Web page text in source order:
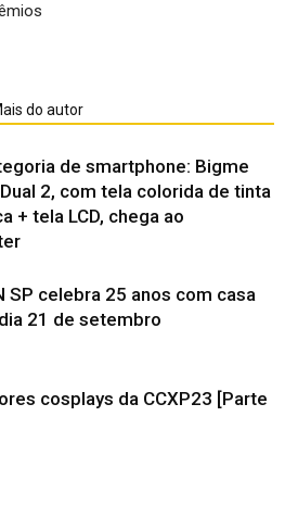
do autor
de smartphone: Bigme
2, com tela colorida de tinta
+ tela LCD, chega ao
SP celebra 25 anos com casa
21 de setembro
cosplays da CCXP23 [Parte